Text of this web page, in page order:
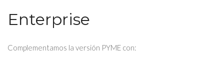
Enterprise
Complementamos la versión PYME con: